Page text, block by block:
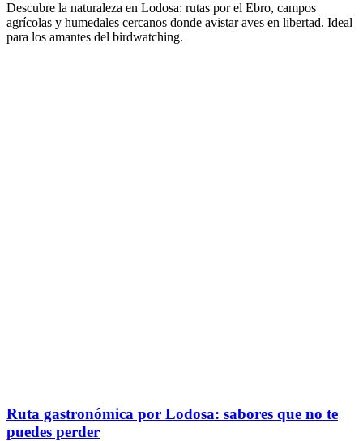
Descubre la naturaleza en Lodosa: rutas por el Ebro, campos
agrícolas y humedales cercanos donde avistar aves en libertad. Ideal
para los amantes del birdwatching.
Ruta gastronómica por Lodosa: sabores que no te
puedes perder